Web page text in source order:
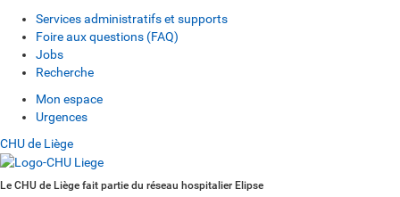
Services administratifs et supports
Foire aux questions (FAQ)
Jobs
Recherche
Mon espace
Urgences
CHU de Liège
Le CHU de Liège fait partie du réseau hospitalier Elipse